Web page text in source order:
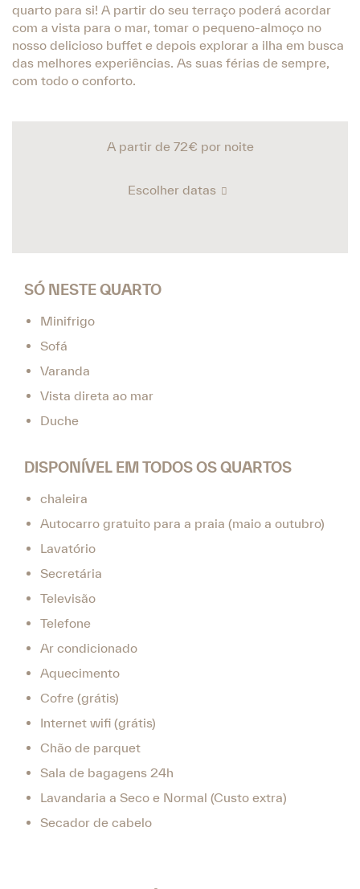
quarto para si! A partir do seu terraço poderá acordar
com a vista para o mar, tomar o pequeno-almoço no
nosso delicioso buffet e depois explorar a ilha em busca
das melhores experiências. As suas férias de sempre,
com todo o conforto.
A partir de 72€ por noite
Escolher datas
SÓ NESTE QUARTO
Minifrigo
Sofá
Varanda
Vista direta ao mar
Duche
DISPONÍVEL EM TODOS OS QUARTOS
chaleira
Autocarro gratuito para a praia (maio a outubro)
Lavatório
Secretária
Televisão
Telefone
Ar condicionado
Aquecimento
Cofre (grátis)
Internet wifi (grátis)
Chão de parquet
Sala de bagagens 24h
Lavandaria a Seco e Normal (Custo extra)
Secador de cabelo